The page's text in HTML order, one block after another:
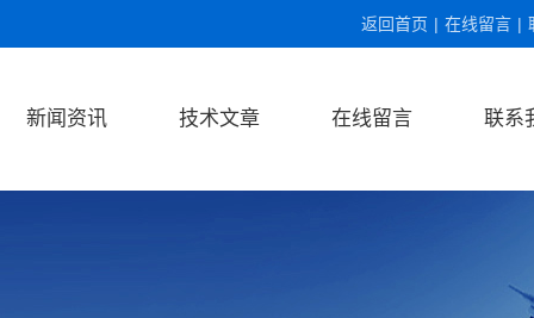
返回首页 | 在线留言 |
新闻资讯 技术文章 在线留言 联系